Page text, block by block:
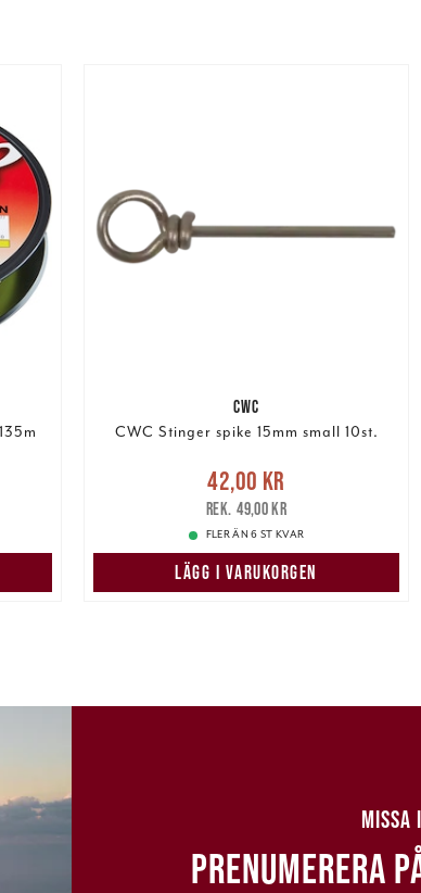
CWC
CWC Stinger spike 15mm small 10st.
Nuvarande pris :42,00 kr
pris: 49,00 kr
42,00 kr
49,00 kr
FLER ÄN 6 ST KVAR
LÄGG I VARUKORGEN
MISSA
PRENUMERERA